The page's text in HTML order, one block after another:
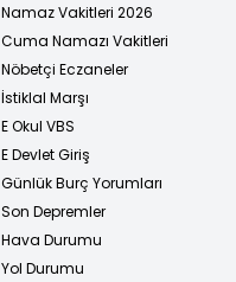
Namaz Vakitleri 2026
Cuma Namazı Vakitleri
Nöbetçi Eczaneler
İstiklal Marşı
E Okul VBS
E Devlet Giriş
Günlük Burç Yorumları
Son Depremler
Hava Durumu
Yol Durumu